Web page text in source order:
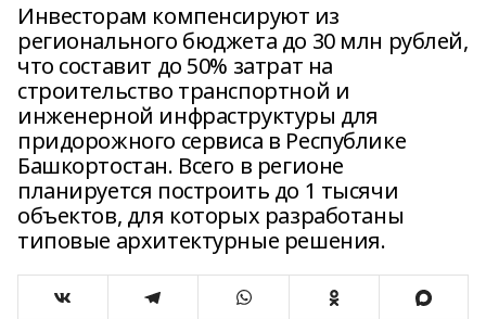
Инвесторам компенсируют из
регионального бюджета до 30 млн рублей,
что составит до 50% затрат на
строительство транспортной и
инженерной инфраструктуры для
придорожного сервиса в Республике
Башкортостан. Всего в регионе
планируется построить до 1 тысячи
объектов, для которых разработаны
типовые архитектурные решения.